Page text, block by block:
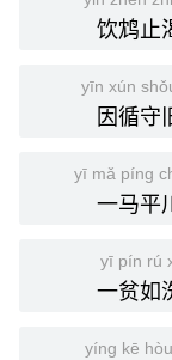
饮鸩止
yīn xún
因循守
yī mǎ píng
一马平
yī pín rú
一贫如
yíng kē